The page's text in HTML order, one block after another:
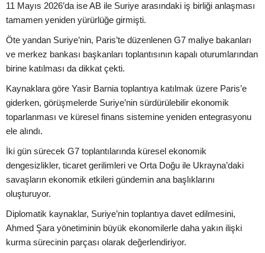
11 Mayıs 2026’da ise AB ile Suriye arasındaki iş birliği anlaşması
tamamen yeniden yürürlüğe girmişti.
Öte yandan Suriye’nin, Paris’te düzenlenen G7 maliye bakanları
ve merkez bankası başkanları toplantısının kapalı oturumlarından
birine katılması da dikkat çekti.
Kaynaklara göre Yasir Barnia toplantıya katılmak üzere Paris’e
giderken, görüşmelerde Suriye’nin sürdürülebilir ekonomik
toparlanması ve küresel finans sistemine yeniden entegrasyonu
ele alındı.
İki gün sürecek G7 toplantılarında küresel ekonomik
dengesizlikler, ticaret gerilimleri ve Orta Doğu ile Ukrayna’daki
savaşların ekonomik etkileri gündemin ana başlıklarını
oluşturuyor.
Diplomatik kaynaklar, Suriye’nin toplantıya davet edilmesini,
Ahmed Şara yönetiminin büyük ekonomilerle daha yakın ilişki
kurma sürecinin parçası olarak değerlendiriyor.